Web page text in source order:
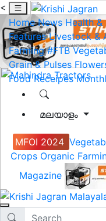
<
Home News Health &
Features Livestock &
Farming #FTB
Grain & Pulses
Food Receipes
മലയാളം
MFOI 2024
Crops Organic
Magazine